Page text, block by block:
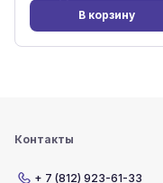
В корзину
Контакты
+ 7 (812) 923-61-33